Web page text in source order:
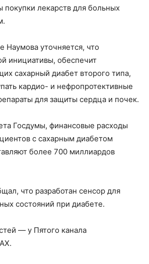
покупки лекарств для больных
Наумова уточняется, что
инициативы, обеспечит
сахарный диабет второго типа,
кардио- и нефропротективные
для защиты сердца и почек.
Госдумы, финансовые расходы
с сахарным диабетом
более 700 миллиардов
что разработан сенсор для
состояний при диабете.
— у Пятого канала